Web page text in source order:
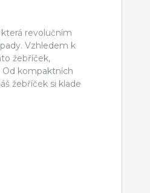
revolučním
Vzhledem k
žebříček,
Od kompaktních
žebříček si klade